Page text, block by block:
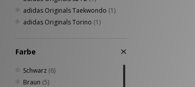
adidas Originals Taekwondo (1)
adidas Originals Torino (1)
Farbe
Schwarz (6)
Braun (5)